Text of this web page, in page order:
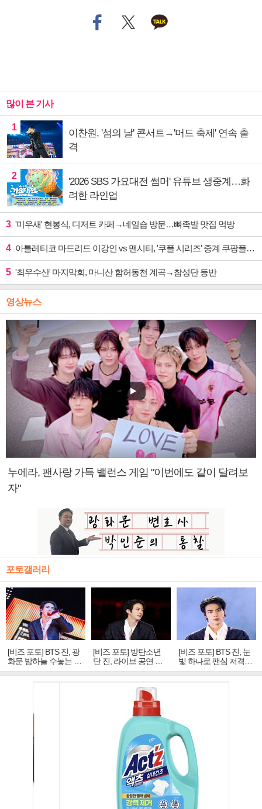
많이 본 기사
1
이찬원, '섬의 날' 콘서트→'머드 축제' 연속 출
격
2
'2026 SBS 가요대전 썸머' 유튜브 생중계…화
려한 라인업
3 '미우새' 현봉식, 디저트 카페→네일숍 방문…뼈족발 맛집 먹방
4 아틀레티코 마드리드 이강인 vs 맨시티, '쿠플 시리즈' 중계 쿠팡플레이
5 '최우수산' 마지막회, 마니산 함허동천 계곡→참성단 등반
영상뉴스
누에라, 팬사랑 가득 밸런스 게임 "이번에도 같이 달려보
자"
포토갤러리
[비즈 포토] BTS 진, 광
화문 밤하늘 수놓는 '비
주얼 킹'의 열창
[비즈 포토] 방탄소년
단 진, 라이브 공연 중
빛나는 독보적 아우라
[비즈 포토] BTS 진, 눈
빛 하나로 팬심 저격…
독보적 카리스마